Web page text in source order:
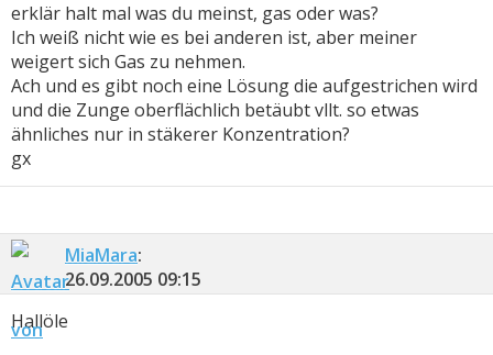
erklär halt mal was du meinst, gas oder was?
Ich weiß nicht wie es bei anderen ist, aber meiner
weigert sich Gas zu nehmen.
Ach und es gibt noch eine Lösung die aufgestrichen wird
und die Zunge oberflächlich betäubt vllt. so etwas
ähnliches nur in stäkerer Konzentration?
gx
MiaMara:
26.09.2005 09:15
Hallöle